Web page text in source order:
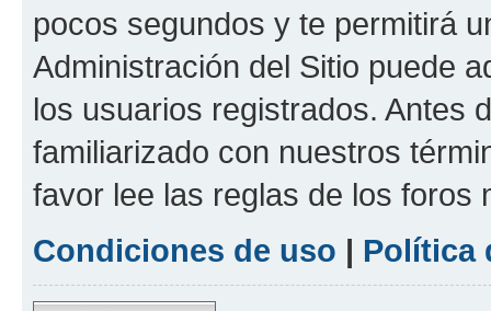
pocos segundos y te permitirá
Administración del Sitio puede
los usuarios registrados. Antes
familiarizado con nuestros
favor lee las reglas de los foros
Condiciones de uso | Política